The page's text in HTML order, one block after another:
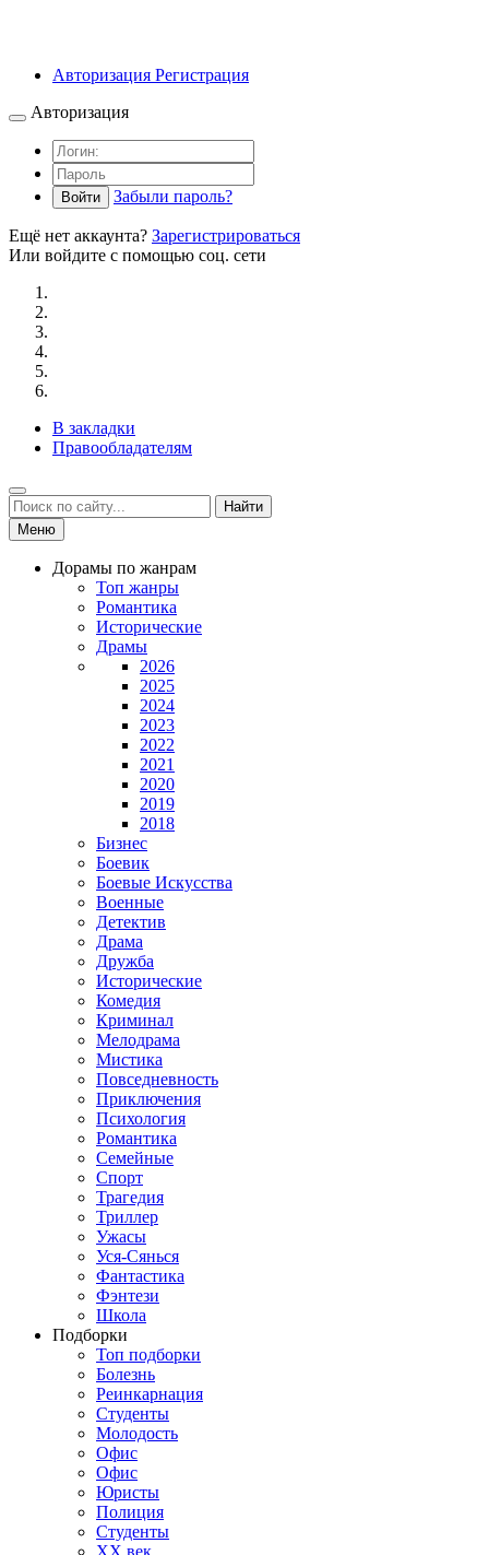
Авторизация Регистрация
Авторизация
Войти Забыли пароль?
Ещё нет аккаунта? Зарегистрироваться
Или войдите с помощью соц. сети
В закладки
Правообладателям
Найти
Меню
Дорамы по жанрам
Топ жанры
Романтика
Исторические
Драмы
2026
2025
2024
2023
2022
2021
2020
2019
2018
Бизнес
Боевик
Боевые Искусства
Военные
Детектив
Драма
Дружба
Исторические
Комедия
Криминал
Мелодрама
Мистика
Повседневность
Приключения
Психология
Романтика
Семейные
Спорт
Трагедия
Триллер
Ужасы
Уся-Сянься
Фантастика
Фэнтези
Школа
Подборки
Топ подборки
Болезнь
Реинкарнация
Студенты
Молодость
Офис
Офис
Юристы
Полиция
Студенты
ХХ век